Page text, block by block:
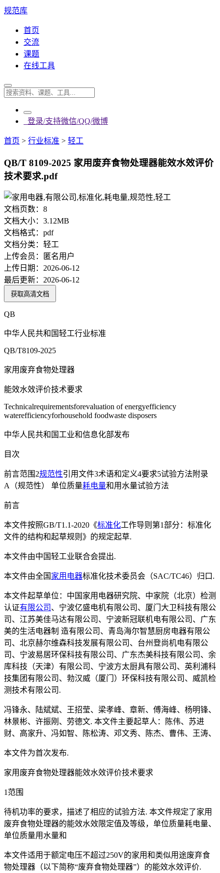
规范库
首页
交流
课题
在线工具
登录/支持微信/QQ/微博
首页 > 行业标准 > 轻工
QB/T 8109-2025 家用废弃食物处理器能效水效评价
技术要求.pdf
文档页数： 8
文档大小： 3.12MB
文档格式： pdf
文档分类： 轻工
上传会员：
匿名用户
上传日期： 2026-06-12
最后更新： 2026-06-12
获取高清文档
QB
中华人民共和国轻工行业标准
QB/T8109-2025
家用废弃食物处理器
能效水效评价技术要求
Technicalrequirementsforevaluation of energyefficiency
waterefficiencyforhousehold foodwaste disposers
中华人民共和国工业和信息化部发布
目次
前言范围2规范性引用文件3术语和定义4要求5试验方法附录
A（规范性） 单位质量耗电量和用水量试验方法
前言
本文件按照GB/T1.1-2020《标准化工作导则第1部分：标准化
文件的结构和起草规则》的规定起草.
本文件由中国轻工业联合会提出.
本文件由全国 家用电器标准化技术委员会（SAC/TC46）归口.
本文件起草单位：中国家用电器研究院、中家院（北京）检测
认证有限公司 、宁波亿盛电机有限公司、厦门大卫科技有限公
司、江苏美佳马达有限公司、宁波新冠联机电有限公司、广东
美的生活电器制 造有限公司、青岛海尔智慧厨房电器有限公
司、北京赫尔维森科技发展有限公司、台州登尚机电有限公
司、宁波易居环保科技有限公司、广东杰美科技有限公司、余
库科技（天津）有限公司、宁波方太厨具有限公司、英利浦科
技集团有限公司、勃汉威（厦门）环保科技有限公司、威凯检
测技术有限公司.
冯锋永、陆斌斌、王招莹、梁孝峰、章新、傅海峰、杨明锋、
林景彬、许振刚、劳德文. 本文件主要起草人：陈伟、苏进
财、高家升、冯如智、陈松涛、邓文秀、陈杰、曹伟、王涛、
本文件为首次发布.
家用废弃食物处理器能效水效评价技术要求
1范围
待机功率的要求，描述了相应的试验方法. 本文件规定了家用
废弃食物处理器的能效水效限定值及等级，单位质量耗电量、
单位质量用水量和
本文件适用于额定电压不超过250V的家用和类似用途废弃食
物处理器（以下简称“废弃食物处理器”）的能效水效评价.